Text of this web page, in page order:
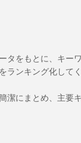
タをもとに、キ
ランキング化してく
潔にまとめ、主要